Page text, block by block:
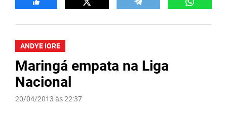
ANDYE IORE
Maringá empata na Liga
Nacional
20/04/2013 às 22:37